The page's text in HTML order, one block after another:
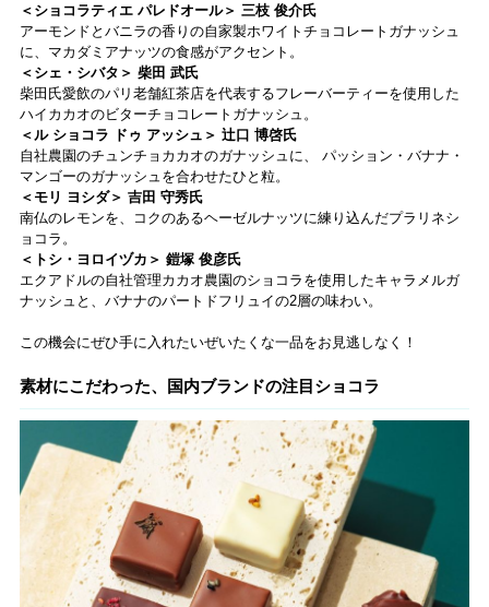
＜ショコラティエ パレドオール＞ 三枝 俊介氏
アーモンドとバニラの香りの自家製ホワイトチョコレートガナッシュ
に、マカダミアナッツの食感がアクセント。
＜シェ・シバタ＞ 柴田 武氏
柴田氏愛飲のパリ老舗紅茶店を代表するフレーバーティーを使用した
ハイカカオのビターチョコレートガナッシュ。
＜ル ショコラ ドゥ アッシュ＞ 辻口 博啓氏
自社農園のチュンチョカカオのガナッシュに、 パッション・バナナ・
マンゴーのガナッシュを合わせたひと粒。
＜モリ ヨシダ＞ 吉田 守秀氏
南仏のレモンを、コクのあるヘーゼルナッツに練り込んだプラリネシ
ョコラ。
＜トシ・ヨロイヅカ＞ 鎧塚 俊彦氏
エクアドルの自社管理カカオ農園のショコラを使用したキャラメルガ
ナッシュと、バナナのパートドフリュイの2層の味わい。
この機会にぜひ手に入れたいぜいたくな一品をお見逃しなく！
素材にこだわった、国内ブランドの注目ショコラ